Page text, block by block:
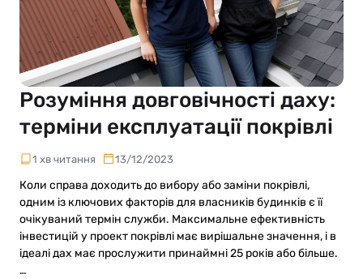
Розуміння довговічності даху:
терміни експлуатації покрівлі
1 хв читання 13/12/2023
Коли справа доходить до вибору або заміни покрівлі,
одним із ключових факторів для власників будинків є її
очікуваний термін служби. Максимальне ефективність
інвестицій у проект покрівлі має вирішальне значення, і в
ідеалі дах має прослужити принаймні 25 років або більше.
…